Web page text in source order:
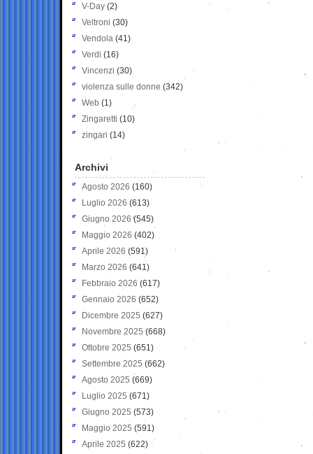
V-Day (2)
Veltroni (30)
Vendola (41)
Verdi (16)
Vincenzi (30)
violenza sulle donne (342)
Web (1)
Zingaretti (10)
zingari (14)
Archivi
Agosto 2026 (160)
Luglio 2026 (613)
Giugno 2026 (545)
Maggio 2026 (402)
Aprile 2026 (591)
Marzo 2026 (641)
Febbraio 2026 (617)
Gennaio 2026 (652)
Dicembre 2025 (627)
Novembre 2025 (668)
Ottobre 2025 (651)
Settembre 2025 (662)
Agosto 2025 (669)
Luglio 2025 (671)
Giugno 2025 (573)
Maggio 2025 (591)
Aprile 2025 (622)